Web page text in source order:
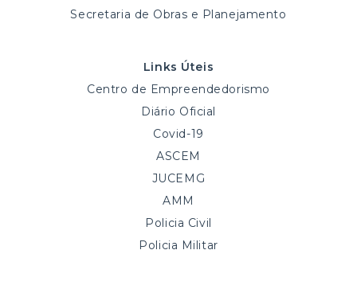
Secretaria de Obras e Planejamento
Links Úteis
Centro de Empreendedorismo
Diário Oficial
Covid-19
ASCEM
JUCEMG
AMM
Policia Civil
Policia Militar